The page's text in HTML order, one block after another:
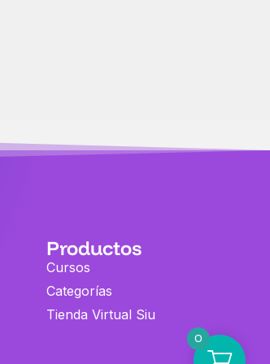
Productos
Cursos
Categorías
Tienda Virtual Siu
0